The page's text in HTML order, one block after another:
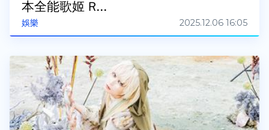
娛樂
本全能歌姬 R...
2025.12.06 16:05